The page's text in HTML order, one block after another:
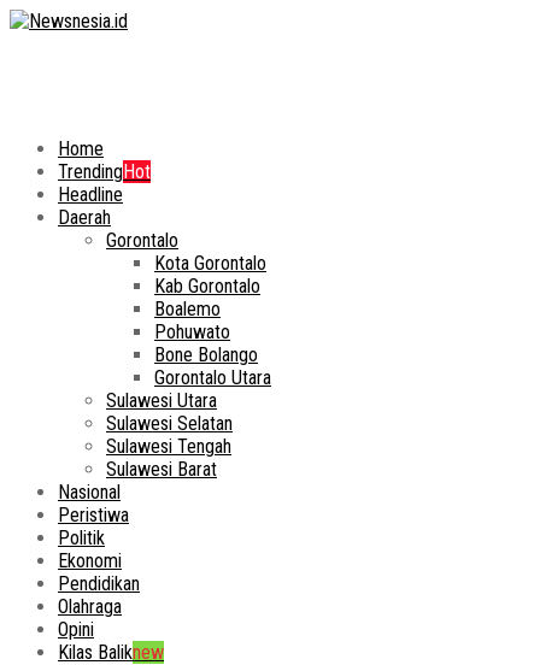
Home
TrendingHot
Headline
Daerah
Gorontalo
Kota Gorontalo
Kab Gorontalo
Boalemo
Pohuwato
Bone Bolango
Gorontalo Utara
Sulawesi Utara
Sulawesi Selatan
Sulawesi Tengah
Sulawesi Barat
Nasional
Peristiwa
Politik
Ekonomi
Pendidikan
Olahraga
Opini
Kilas Baliknew